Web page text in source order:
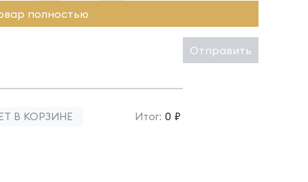
полностью
Отправить
В КОРЗИНЕ Итог: 0 ₽